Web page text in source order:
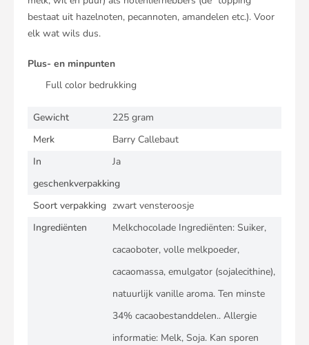
bestaat uit hazelnoten, pecannoten, amandelen etc.). Voor
elk wat wils dus.
Plus- en minpunten
Full color bedrukking
Gewicht
225 gram
Merk
Barry Callebaut
In
geschenkverpakking
Ja
Soort verpakking zwart vensteroosje
Ingrediënten
Melkchocolade Ingrediënten: Suiker,
cacaoboter, volle melkpoeder,
cacaomassa, emulgator (sojalecithine),
natuurlijk vanille aroma. Ten minste
34% cacaobestanddelen.. Allergie
informatie: Melk, Soja. Kan sporen